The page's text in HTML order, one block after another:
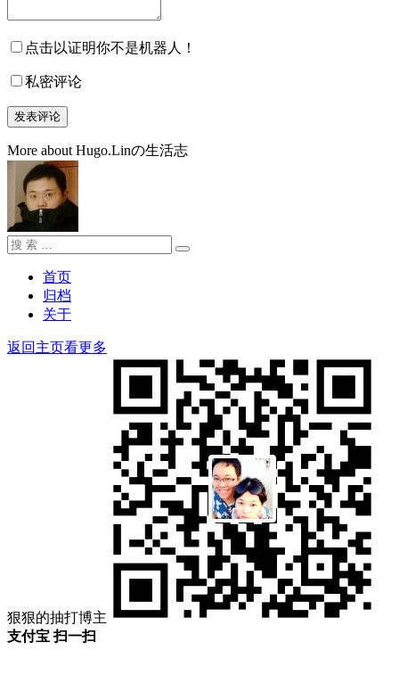
点击以证明你不是机器人！
私密评论
More about Hugo.Linの生活志
搜
搜
首页
归档
关于
返回主页看更多
狠狠的抽打博主
支付宝 扫一扫